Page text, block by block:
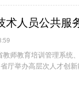
教师教育培训管理系统
厅举办高层次人才创新